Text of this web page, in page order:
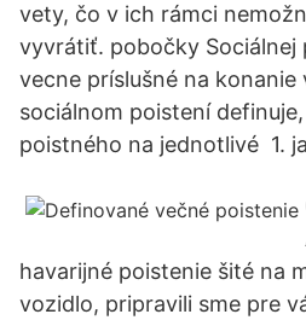
vety, čo v ich rámci
vyvrátiť. pobočky Sociálnej
vecne príslušné na konanie
sociálnom poistení
poistného na jednotlivé 1.
havarijné poistenie šité na
vozidlo, pripravili sme pre